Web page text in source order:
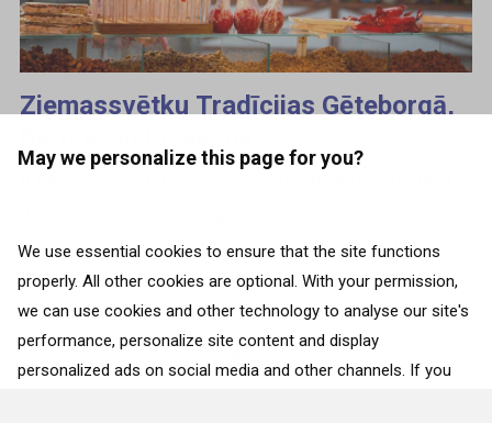
May we personalize this page for you?
We use essential cookies to ensure that the site functions
properly. All other cookies are optional. With your permission,
we can use cookies and other technology to analyse our site's
performance, personalize site content and display
personalized ads on social media and other channels. If you
Ziemassvētku Tradīcijas Gēteborgā,
tādi, kas labprāt dodas apskatīt, kas svētku laikā
notiek citur pasaulē. Vienalga, kuru no...